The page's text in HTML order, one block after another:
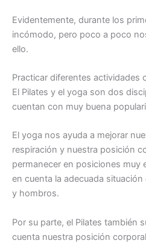
Evidentemente, durante los
incómodo, pero poco a poco
ello.
Practicar diferentes actividades
El Pilates y el yoga son dos
cuentan con muy buena
El yoga nos ayuda a mejorar
respiración y nuestra posición
permanecer en posiciones muy
en cuenta la adecuada
y hombros.
Por su parte, el Pilates también
cuenta nuestra posición